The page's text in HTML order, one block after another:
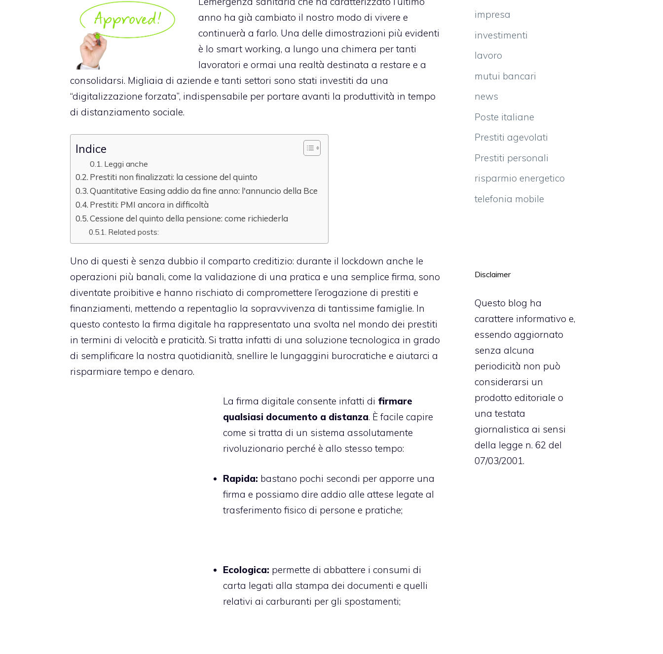
anno ha già cambiato il nostro modo di vivere e
continuerà a farlo. Una delle dimostrazioni più evidenti
è lo smart working, a lungo una chimera per tanti
lavoratori e ormai una realtà destinata a restare e a
consolidarsi. Migliaia di aziende e tanti settori sono stati investiti da una
“digitalizzazione forzata”, indispensabile per portare avanti la produttività in tempo
di distanziamento sociale.
Indice
Leggi anche
Prestiti non finalizzati: la cessione del quinto
Quantitative Easing addio da fine anno: l'annuncio della Bce
Prestiti: PMI ancora in difficoltà
Cessione del quinto della pensione: come richiederla
Related posts:
Uno di questi è senza dubbio il comparto creditizio: durante il lockdown anche le
operazioni più banali, come la validazione di una pratica e una semplice firma, sono
diventate proibitive e hanno rischiato di compromettere l’erogazione di prestiti e
finanziamenti, mettendo a repentaglio la sopravvivenza di tantissime famiglie. In
questo contesto la firma digitale ha rappresentato una svolta nel mondo dei prestiti
in termini di velocità e praticità. Si tratta infatti di una soluzione tecnologica in grado
di semplificare la nostra quotidianità, snellire le lungaggini burocratiche e aiutarci a
risparmiare tempo e denaro.
La firma digitale consente infatti di firmare
qualsiasi documento a distanza. È facile capire
come si tratta di un sistema assolutamente
rivoluzionario perché è allo stesso tempo:
Rapida: bastano pochi secondi per apporre una
firma e possiamo dire addio alle attese legate al
trasferimento fisico di persone e pratiche;
Ecologica: permette di abbattere i consumi di
carta legati alla stampa dei documenti e quelli
relativi ai carburanti per gli spostamenti;
impresa
investimenti
lavoro
mutui bancari
news
Poste italiane
Prestiti agevolati
Prestiti personali
risparmio energetico
telefonia mobile
Disclaimer
Questo blog ha
carattere informativo e,
essendo aggiornato
senza alcuna
periodicità non può
considerarsi un
prodotto editoriale o
una testata
giornalistica ai sensi
della legge n. 62 del
07/03/2001.